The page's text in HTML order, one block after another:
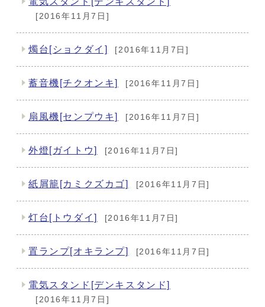
[2016年11月7日]
燭台[ショクダイ] [2016年11月7日]
蓄音機[チクオンキ] [2016年11月7日]
扇風機[センプウキ] [2016年11月7日]
外燈[ガイトウ] [2016年11月7日]
紙屑籠[カミクズカゴ] [2016年11月7日]
灯台[トウダイ] [2016年11月7日]
置ランプ[オキランプ] [2016年11月7日]
電気スタンド[デンキスタンド]
[2016年11月7日]